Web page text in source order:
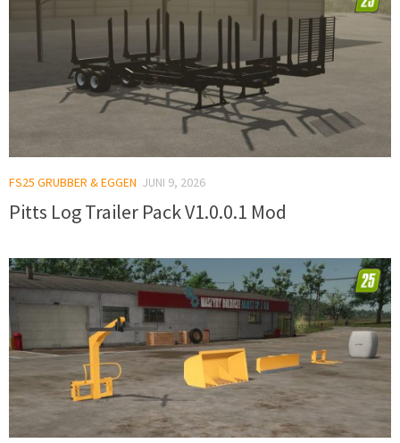
FS25 GRUBBER & EGGEN JUNI 9, 2026
Pitts Log Trailer Pack V1.0.0.1 Mod